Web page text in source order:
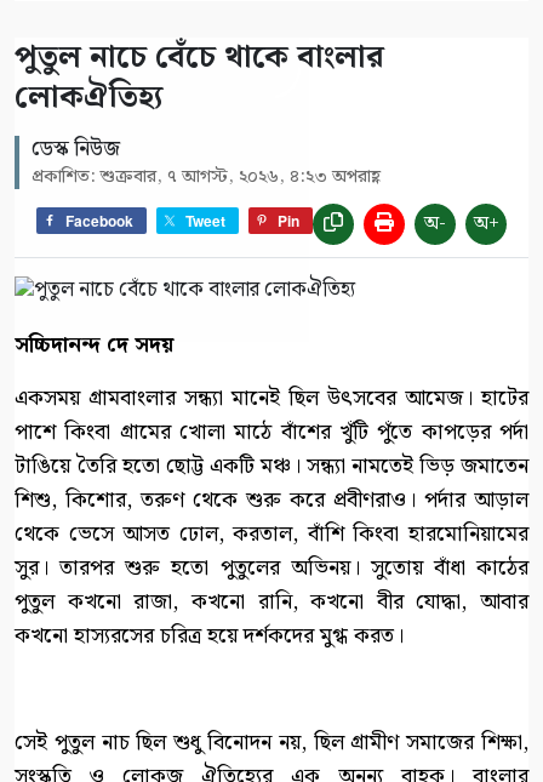
পুতুল নাচে বেঁচে থাকে বাংলার
লোকঐতিহ্য
ডেস্ক নিউজ
প্রকাশিত: শুক্রবার, ৭ আগস্ট, ২০২৬, ৪:২৩ অপরাহ্ণ
Facebook Tweet Pin অ- অ+
সচ্চিদানন্দ দে সদয়
একসময় গ্রামবাংলার সন্ধ্যা মানেই ছিল উৎসবের আমেজ। হাটের
পাশে কিংবা গ্রামের খোলা মাঠে বাঁশের খুঁটি পুঁতে কাপড়ের পর্দা
টাঙিয়ে তৈরি হতো ছোট্ট একটি মঞ্চ। সন্ধ্যা নামতেই ভিড় জমাতেন
শিশু, কিশোর, তরুণ থেকে শুরু করে প্রবীণরাও। পর্দার আড়াল
থেকে ভেসে আসত ঢোল, করতাল, বাঁশি কিংবা হারমোনিয়ামের
সুর। তারপর শুরু হতো পুতুলের অভিনয়। সুতোয় বাঁধা কাঠের
পুতুল কখনো রাজা, কখনো রানি, কখনো বীর যোদ্ধা, আবার
কখনো হাস্যরসের চরিত্র হয়ে দর্শকদের মুগ্ধ করত।
সেই পুতুল নাচ ছিল শুধু বিনোদন নয়, ছিল গ্রামীণ সমাজের শিক্ষা,